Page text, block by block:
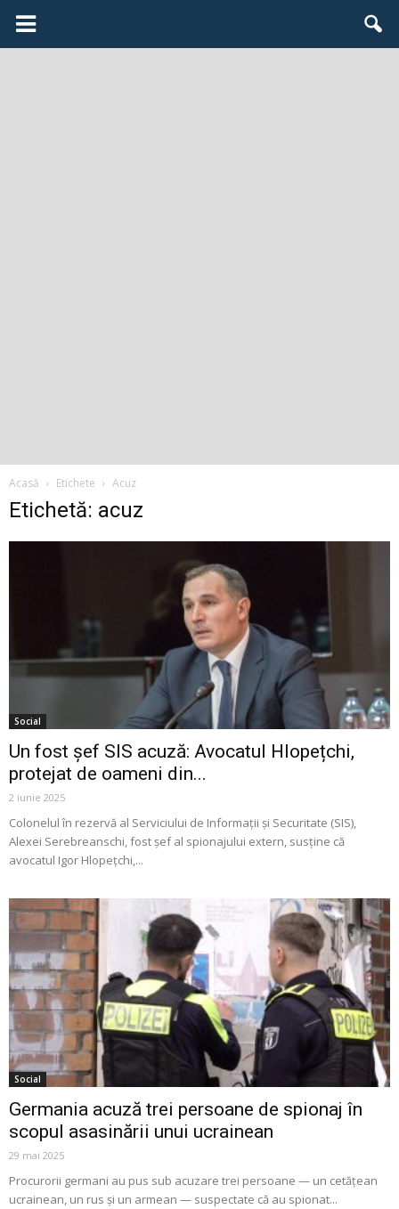
Acasă Etichete Acuz
Etichetă: acuz
Social
Un fost șef SIS acuză: Avocatul Hlopețchi,
protejat de oameni din...
2 iunie 2025
Colonelul în rezervă al Serviciului de Informații și Securitate (SIS),
Alexei Serebreanschi, fost șef al spionajului extern, susține că
avocatul Igor Hlopețchi,...
Social
Germania acuză trei persoane de spionaj în
scopul asasinării unui ucrainean
29 mai 2025
Procurorii germani au pus sub acuzare trei persoane — un cetățean
ucrainean, un rus și un armean — suspectate că au spionat...